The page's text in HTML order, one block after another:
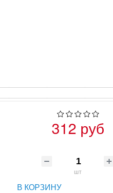
312 руб
шт
В КОРЗИНУ